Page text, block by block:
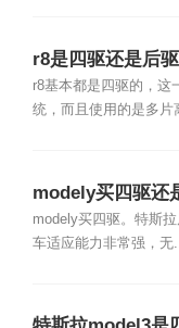
r8是四驱还是后驱
r8基本都是四驱的，这
统，而且使用的是多片
modely买四驱还
modely买四驱。特斯
车适应能力非常强，无